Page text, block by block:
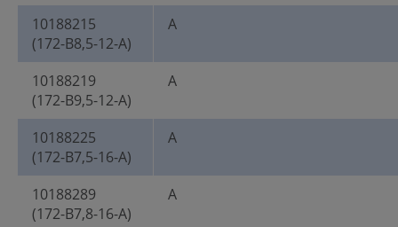
10188215
(172-B8,5-12-A)
A
10188219
(172-B9,5-12-A)
A
10188225
(172-B7,5-16-A)
A
10188289
(172-B7,8-16-A)
A